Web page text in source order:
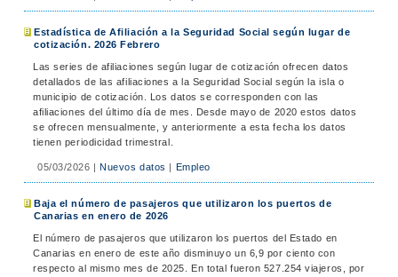
Estadística de Afiliación a la Seguridad Social según lugar de
cotización. 2026 Febrero
Las series de afiliaciones según lugar de cotización ofrecen datos
detallados de las afiliaciones a la Seguridad Social según la isla o
municipio de cotización. Los datos se corresponden con las
afiliaciones del último día de mes. Desde mayo de 2020 estos datos
se ofrecen mensualmente, y anteriormente a esta fecha los datos
tienen periodicidad trimestral.
05/03/2026 |Nuevos datos | Empleo
Baja el número de pasajeros que utilizaron los puertos de
Canarias en enero de 2026
El número de pasajeros que utilizaron los puertos del Estado en
Canarias en enero de este año disminuyo un 6,9 por ciento con
respecto al mismo mes de 2025. En total fueron 527.254 viajeros, por